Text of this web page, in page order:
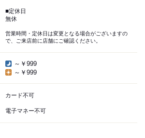
■定休日
無休
営業時間・定休日は変更となる場合がございますの
で、ご来店前に店舗にご確認ください。
～￥999
～￥999
カード不可
電子マネー不可